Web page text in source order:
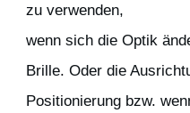
zu verwenden,
wenn sich die Optik
Brille. Oder die
Positionierung bzw.